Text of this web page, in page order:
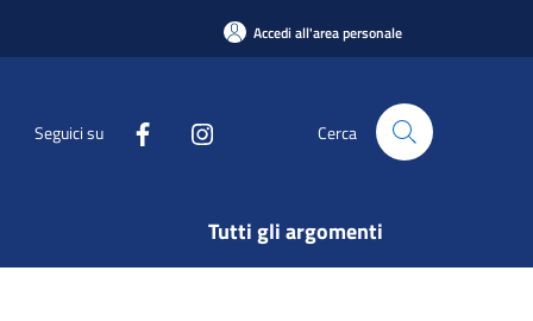
Accedi all'area personale
Seguici su Cerca
Tutti gli argomenti